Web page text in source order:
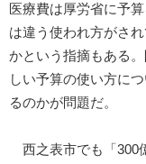
医療費は厚労省に予
は違う使われ方がさ
かという指摘もある
しい予算の使い方に
るのかが問題だ。
西之表市でも「300